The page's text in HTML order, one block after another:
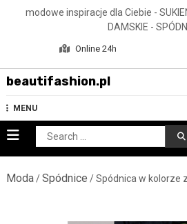
modowe inspiracje dla Ciebie -
DAMSKIE -
Online 24h
beautifashion.pl
MENU
Search
for:
Moda/Spódnice / Spódnica w kolorze